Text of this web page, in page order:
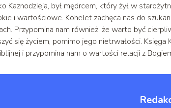
Kaznodzieja, był mędrcem, który żył w
i wartościowe. Kohelet zachęca nas do
Przypomina nam również, że warto być
się życiem, pomimo jego nietrwałości.
i przypomina nam o wartości relacji z